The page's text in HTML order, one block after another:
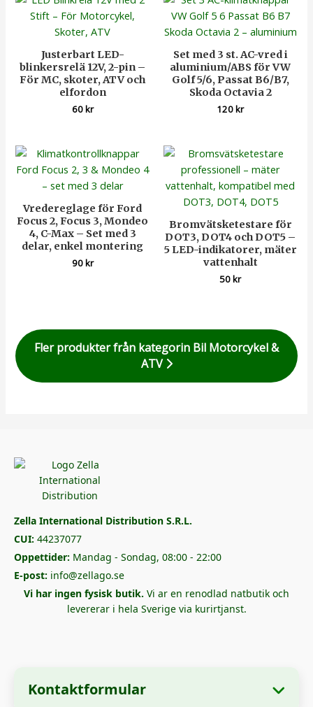
Justerbart LED-
blinkersrelä 12V, 2-pin –
För MC, skoter, ATV och
elfordon
60kr
Set med 3 st. AC-vred i
aluminium/ABS för VW
Golf 5/6, Passat B6/B7,
Skoda Octavia 2
120kr
Vredereglage för Ford
Focus 2, Focus 3, Mondeo
4, C-Max – Set med 3
delar, enkel montering
90kr
Bromvätsketestare för
DOT3, DOT4 och DOT5 –
5 LED-indikatorer, mäter
vattenhalt
50kr
Fler produkter från kategorin Bil Motorcykel &
ATV
Zella International Distribution S.R.L.
CUI: 44237077
Oppettider: Mandag - Sondag, 08:00 - 22:00
E-post: info@zellago.se
Vi har ingen fysisk butik. Vi ar en renodlad natbutik och
levererar i hela Sverige via kurirtjanst.
Kontaktformular